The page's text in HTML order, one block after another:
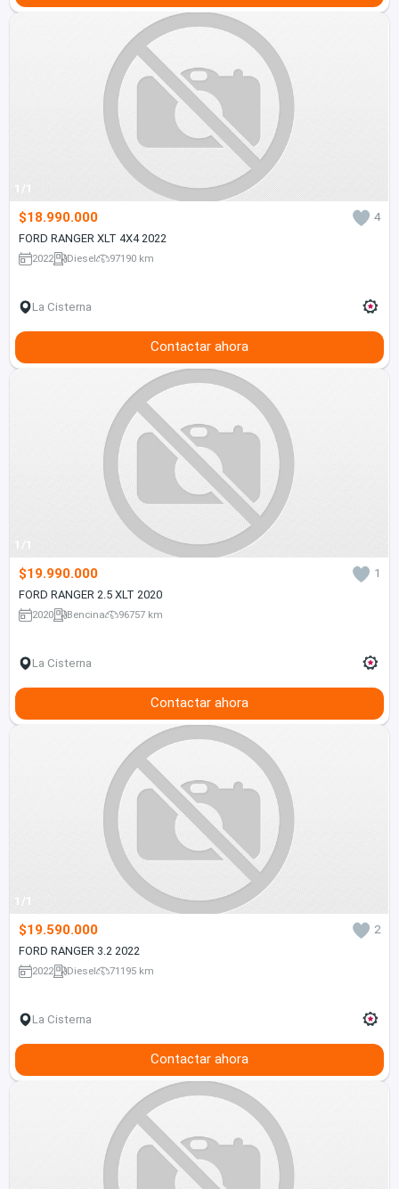
1/1
$18.990.000
4
FORD RANGER XLT 4X4 2022
2022 Diesel 97190 km
La Cisterna
Contactar ahora
1/1
$19.990.000
1
FORD RANGER 2.5 XLT 2020
2020 Bencina 96757 km
La Cisterna
Contactar ahora
1/1
$19.590.000
2
FORD RANGER 3.2 2022
2022 Diesel 71195 km
La Cisterna
Contactar ahora